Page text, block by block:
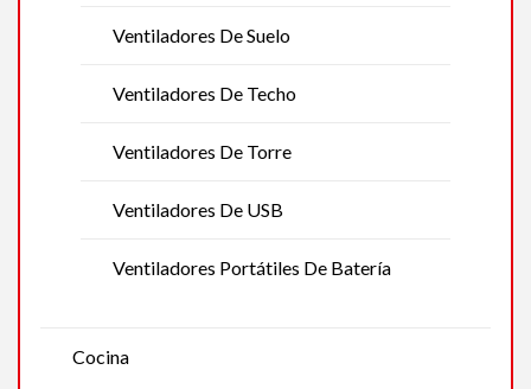
Ventiladores De Suelo
Ventiladores De Techo
Ventiladores De Torre
Ventiladores De USB
Ventiladores Portátiles De Batería
Cocina